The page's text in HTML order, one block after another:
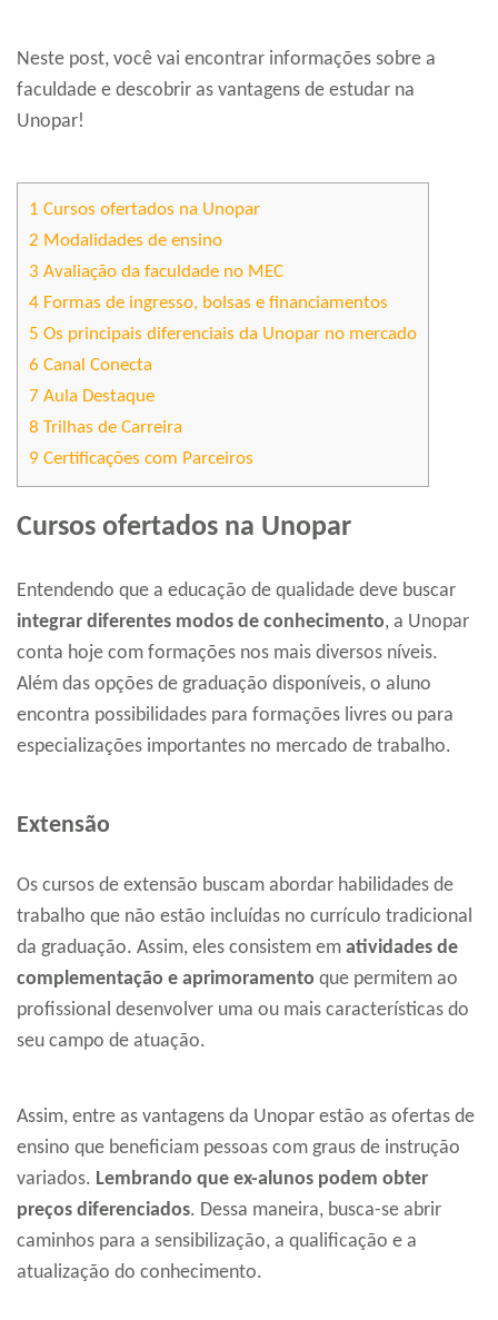
Neste post, você vai encontrar informações sobre a
faculdade e descobrir as vantagens de estudar na
Unopar!
1 Cursos ofertados na Unopar
2 Modalidades de ensino
3 Avaliação da faculdade no MEC
4 Formas de ingresso, bolsas e financiamentos
5 Os principais diferenciais da Unopar no mercado
6 Canal Conecta
7 Aula Destaque
8 Trilhas de Carreira
9 Certificações com Parceiros
Cursos ofertados na Unopar
Entendendo que a educação de qualidade deve buscar
integrar diferentes modos de conhecimento, a Unopar
conta hoje com formações nos mais diversos níveis.
Além das opções de graduação disponíveis, o aluno
encontra possibilidades para formações livres ou para
especializações importantes no mercado de trabalho.
Extensão
Os cursos de extensão buscam abordar habilidades de
trabalho que não estão incluídas no currículo tradicional
da graduação. Assim, eles consistem em atividades de
complementação e aprimoramento que permitem ao
profissional desenvolver uma ou mais características do
seu campo de atuação.
Assim, entre as vantagens da Unopar estão as ofertas de
ensino que beneficiam pessoas com graus de instrução
variados. Lembrando que ex-alunos podem obter
preços diferenciados. Dessa maneira, busca-se abrir
caminhos para a sensibilização, a qualificação e a
atualização do conhecimento.